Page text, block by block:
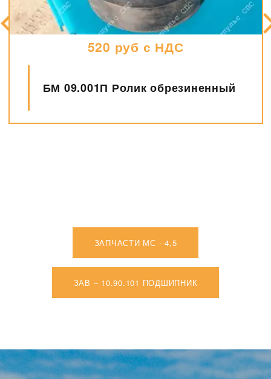
520 руб с НДС
БМ 09.001П Ролик обрезиненный
ЗАПЧАСТИ МС - 4,5
ЗАВ – 10.90.101 ПОДШИПНИК